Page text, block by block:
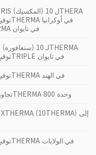
حصلت على شهادة COFEPRIS (المكسيك) ل 10THERA
توقيع اتفاقية توزيع حصرية لـ 10THERMA في أوكرانيا
بيع 170 وحدة من 10THERMA في تايوان
الحصول على شهادة SMDR (سنغافورة) لـ 10THERMA
توقيع اتفاقية توزيع حصرية لـ 10TRIPLE في تايوان
توقيع اتفاقية توزيع حصرية لـ 10THERMA في الهند
تجاوزت المبيعات التراكمية لـ 10THERMA 800 وحدة